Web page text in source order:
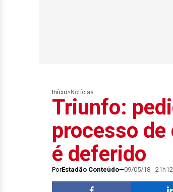
Início> Notícias
Triunfo:
processo
é deferido
PorEstadão Conteúdo 09/05/18 -